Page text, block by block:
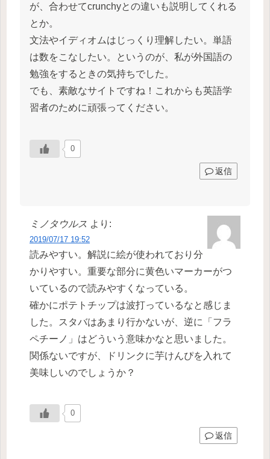
が、合わせてcrunchyとの違いも説明してくれる
とか。
文法やイディオムはじっくり理解したい。単語
は数をこなしたい。というのが、私が外国語の
勉強をするときの気持ちでした。
でも、素敵なサイトですね！これからも英語学
習者のために頑張ってください。
0
返信
ミノタウルス より:
2019/07/17 19:52
読みやすい。解説に絵が使われており分
かりやすい。重要な部分に黄色いマーカーがつ
いているので読みやすくなっている。
確かにポテトチップは波打っているなと感じま
した。スタバはあまり行かないが、逆に「フラ
ペチーノ」はどういう意味かなと思いました。
関係ないですが、ドリンクに芋けんぴを入れて
美味しいのでしょうか？
0
返信